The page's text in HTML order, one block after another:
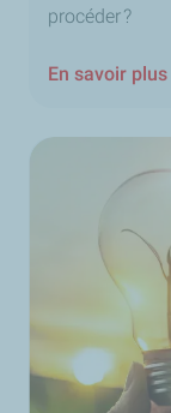
procéder ?
En savoir plus